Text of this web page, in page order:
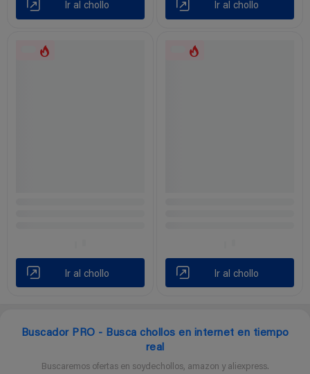
Ir al chollo Ir al chollo
Ir al chollo Ir al chollo
Buscador PRO - Busca chollos en internet en tiempo
real
Buscaremos ofertas en soydechollos, amazon y aliexpress.